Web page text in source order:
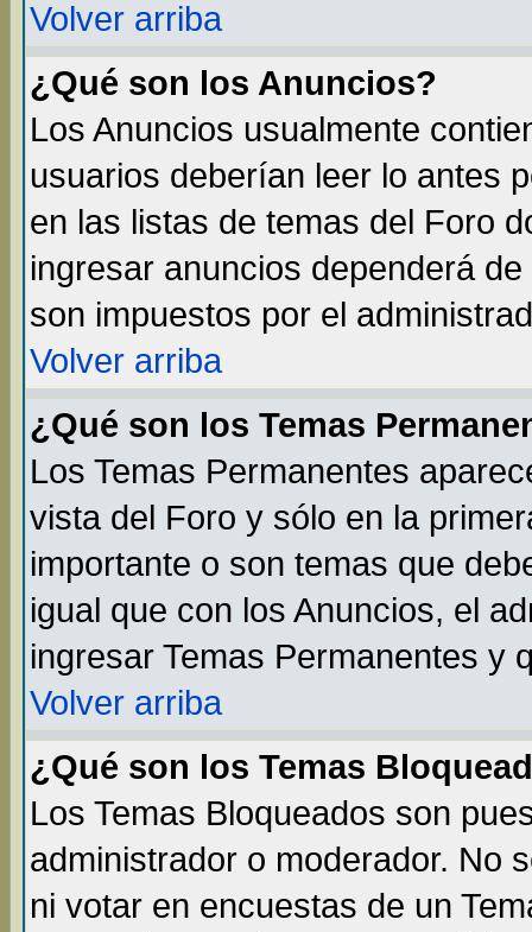
Volver arriba
¿Qué son los Anuncios?
Los Anuncios usualmente
usuarios deberían leer lo antes
en las listas de temas del Foro
ingresar anuncios dependerá
son impuestos por el
Volver arriba
¿Qué son los Temas
Los Temas Permanentes
vista del Foro y sólo en la
importante o son temas que
igual que con los Anuncios, el
ingresar Temas Permanentes y
Volver arriba
¿Qué son los Temas
Los Temas Bloqueados son
administrador o moderador. No
ni votar en encuestas de un